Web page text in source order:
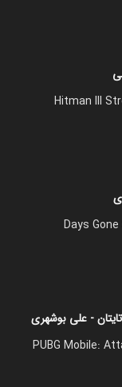
Hitman III
Days
- علی بوشهری
PUBG Mobile: